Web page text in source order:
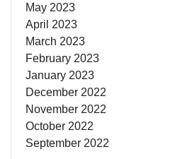
May 2023
April 2023
March 2023
February 2023
January 2023
December 2022
November 2022
October 2022
September 2022